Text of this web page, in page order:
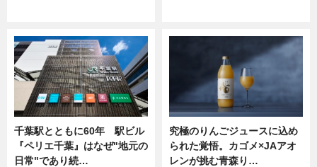
千葉駅とともに60年 駅ビル
『ペリエ千葉』はなぜ"地元の
日常"であり続…
究極のりんごジュースに込め
られた覚悟。カゴメ×JAアオ
レンが挑む青森り…